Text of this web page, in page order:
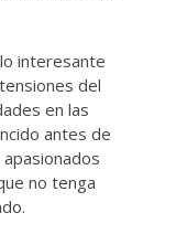
interesante
del
en las
antes de
no tenga